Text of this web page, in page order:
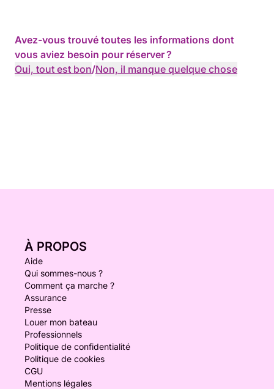
Avez-vous trouvé toutes les informations dont
vous aviez besoin pour réserver ?
Oui, tout est bon/Non, il manque quelque chose
À PROPOS
Aide
Qui sommes-nous ?
Comment ça marche ?
Assurance
Presse
Louer mon bateau
Professionnels
Politique de confidentialité
Politique de cookies
CGU
Mentions légales